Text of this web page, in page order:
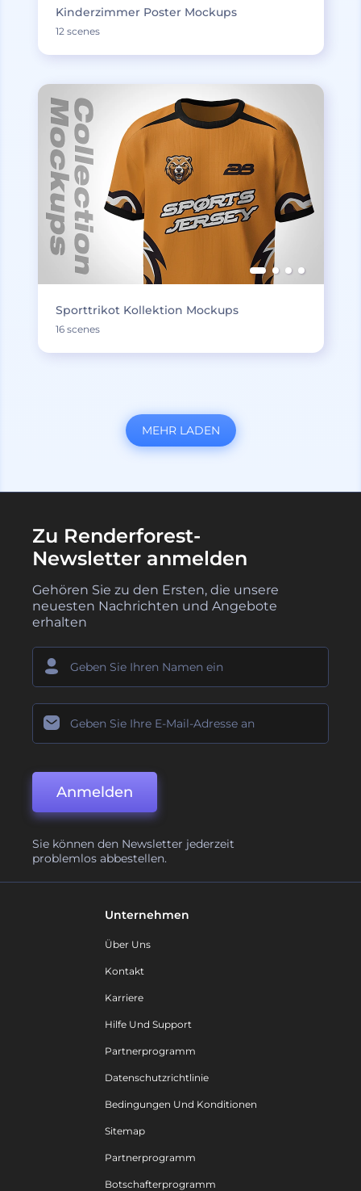
Kinderzimmer Poster Mockups
12 scenes
Sporttrikot Kollektion Mockups
16 scenes
MEHR LADEN
Zu Renderforest-
Newsletter anmelden
Gehören Sie zu den Ersten, die unsere
neuesten Nachrichten und Angebote
erhalten
Anmelden
Sie können den Newsletter jederzeit
problemlos abbestellen.
Unternehmen
Über Uns
Kontakt
Karriere
Hilfe Und Support
Partnerprogramm
Datenschutzrichtlinie
Bedingungen Und Konditionen
Sitemap
Partnerprogramm
Botschafterprogramm